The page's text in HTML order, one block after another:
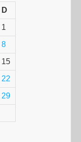
D
1
8
15
22
29